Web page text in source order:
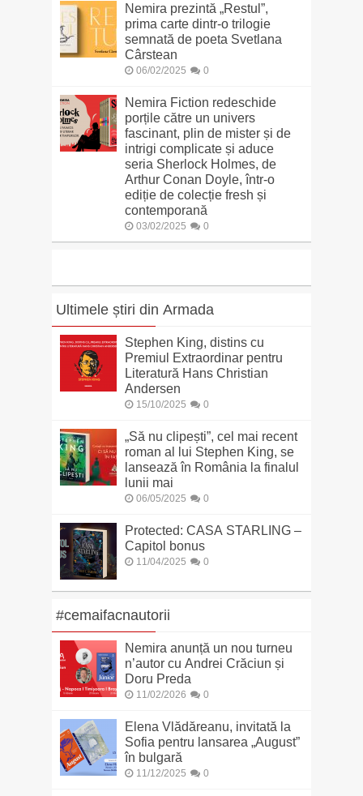
Nemira prezintă „Restul”,
prima carte dintr-o trilogie
semnată de poeta Svetlana
Cârstean
06/02/2025 0
Nemira Fiction redeschide
porțile către un univers
fascinant, plin de mister și de
intrigi complicate și aduce
seria Sherlock Holmes, de
Arthur Conan Doyle, într-o
ediție de colecție fresh și
contemporană
03/02/2025 0
Ultimele știri din Armada
Stephen King, distins cu
Premiul Extraordinar pentru
Literatură Hans Christian
Andersen
15/10/2025 0
„Să nu clipești”, cel mai recent
roman al lui Stephen King, se
lansează în România la finalul
lunii mai
06/05/2025 0
Protected: CASA STARLING –
Capitol bonus
11/04/2025 0
#cemaifacnautorii
Nemira anunță un nou turneu
n’autor cu Andrei Crăciun și
Doru Preda
11/02/2026 0
Elena Vlădăreanu, invitată la
Sofia pentru lansarea „August”
în bulgară
11/12/2025 0